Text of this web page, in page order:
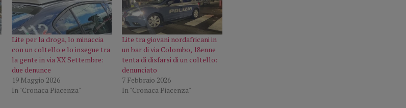
Lite per la droga, lo minaccia
con un coltello e lo insegue tra
la gente in via XX Settembre:
due denunce
19 Maggio 2026
In "Cronaca Piacenza"
Lite tra giovani nordafricani in
un bar di via Colombo, 18enne
tenta di disfarsi di un coltello:
denunciato
7 Febbraio 2026
In "Cronaca Piacenza"